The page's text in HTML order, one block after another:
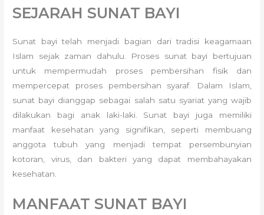
SEJARAH SUNAT BAYI
Sunat bayi telah menjadi bagian dari tradisi keagamaan
Islam sejak zaman dahulu. Proses sunat bayi bertujuan
untuk mempermudah proses pembersihan fisik dan
mempercepat proses pembersihan syaraf. Dalam Islam,
sunat bayi dianggap sebagai salah satu syariat yang wajib
dilakukan bagi anak laki-laki. Sunat bayi juga memiliki
manfaat kesehatan yang signifikan, seperti membuang
anggota tubuh yang menjadi tempat persembunyian
kotoran, virus, dan bakteri yang dapat membahayakan
kesehatan.
MANFAAT SUNAT BAYI